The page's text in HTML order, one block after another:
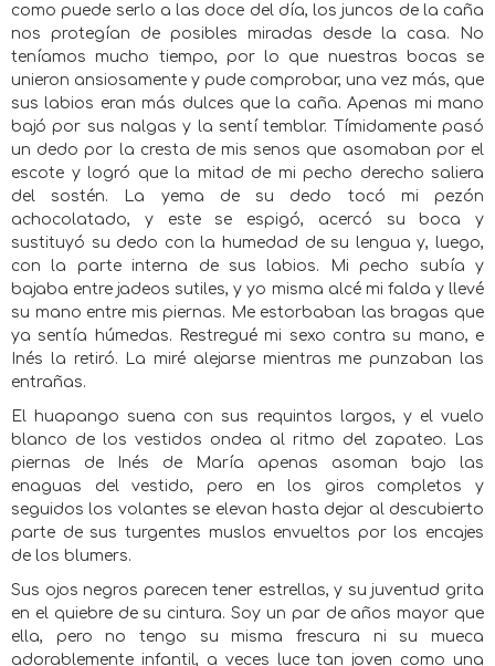
como puede serlo a las doce del día, los juncos de la caña
nos protegían de posibles miradas desde la casa. No
teníamos mucho tiempo, por lo que nuestras bocas se
unieron ansiosamente y pude comprobar, una vez más, que
sus labios eran más dulces que la caña. Apenas mi mano
bajó por sus nalgas y la sentí temblar. Tímidamente pasó
un dedo por la cresta de mis senos que asomaban por el
escote y logró que la mitad de mi pecho derecho saliera
del sostén. La yema de su dedo tocó mi pezón
achocolatado, y este se espigó, acercó su boca y
sustituyó su dedo con la humedad de su lengua y, luego,
con la parte interna de sus labios. Mi pecho subía y
bajaba entre jadeos sutiles, y yo misma alcé mi falda y llevé
su mano entre mis piernas. Me estorbaban las bragas que
ya sentía húmedas. Restregué mi sexo contra su mano, e
Inés la retiró. La miré alejarse mientras me punzaban las
entrañas.
El huapango suena con sus requintos largos, y el vuelo
blanco de los vestidos ondea al ritmo del zapateo. Las
piernas de Inés de María apenas asoman bajo las
enaguas del vestido, pero en los giros completos y
seguidos los volantes se elevan hasta dejar al descubierto
parte de sus turgentes muslos envueltos por los encajes
de los blumers.
Sus ojos negros parecen tener estrellas, y su juventud grita
en el quiebre de su cintura. Soy un par de años mayor que
ella, pero no tengo su misma frescura ni su mueca
adorablemente infantil, a veces luce tan joven como una